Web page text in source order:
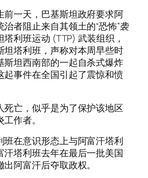
前一天，巴基斯坦政府要求阿
者阻止来自其领土的“恐怖”袭
利班运动 (TTP) 武装组织，
坦塔利班，声称对本周早些时
斯坦西南部的一起自杀式爆炸
起事件在全国引起了震惊和愤
死亡，似乎是为了保护该地区
作者。
班在意识形态上与阿富汗塔利
汗塔利班去年在最后一批美国
阿富汗后夺取政权。